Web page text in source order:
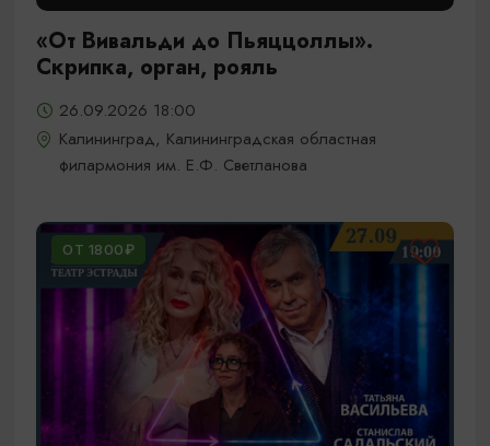
«От Вивальди до Пьяццоллы».
Скрипка, орган, рояль
26.09.2026 18:00
Калининград, Калининградская областная
филармония им. Е.Ф. Светланова
ОТ 1800₽